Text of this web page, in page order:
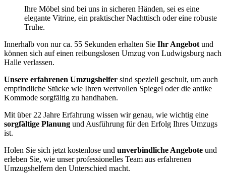
Ihre Möbel sind bei uns in sicheren Händen, sei es eine
elegante Vitrine, ein praktischer Nachttisch oder eine robuste
Truhe.
Innerhalb von nur ca. 55 Sekunden erhalten Sie Ihr Angebot und
können sich auf einen reibungslosen Umzug von Ludwigsburg nach
Halle verlassen.
Unsere erfahrenen Umzugshelfer sind speziell geschult, um auch
empfindliche Stücke wie Ihren wertvollen Spiegel oder die antike
Kommode sorgfältig zu handhaben.
Mit über 22 Jahre Erfahrung wissen wir genau, wie wichtig eine
sorgfältige Planung und Ausführung für den Erfolg Ihres Umzugs
ist.
Holen Sie sich jetzt kostenlose und unverbindliche Angebote und
erleben Sie, wie unser professionelles Team aus erfahrenen
Umzugshelfern den Unterschied macht.